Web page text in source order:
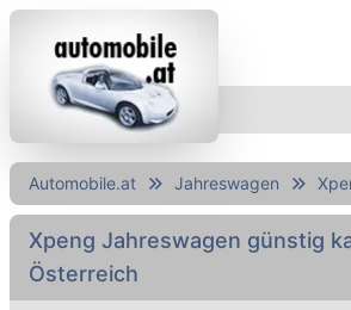
Automobile.at Jahreswagen
Xpeng Jahreswagen günstig
Österreich